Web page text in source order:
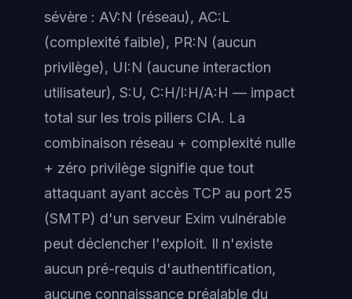
sévère : AV:N (réseau), AC:L
(complexité faible), PR:N (aucun
privilège), UI:N (aucune interaction
utilisateur), S:U, C:H/I:H/A:H — impact
total sur les trois piliers CIA. La
combinaison réseau + complexité nulle
+ zéro privilège signifie que tout
attaquant ayant accès TCP au port 25
(SMTP) d'un serveur Exim vulnérable
peut déclencher l'exploit. Il n'existe
aucun pré-requis d'authentification,
aucune connaissance préalable du